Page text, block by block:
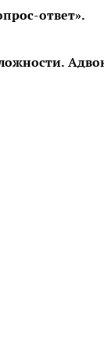
ответ».